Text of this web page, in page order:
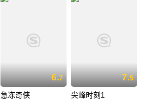
6.7
急冻奇侠
7.5
尖峰时刻1